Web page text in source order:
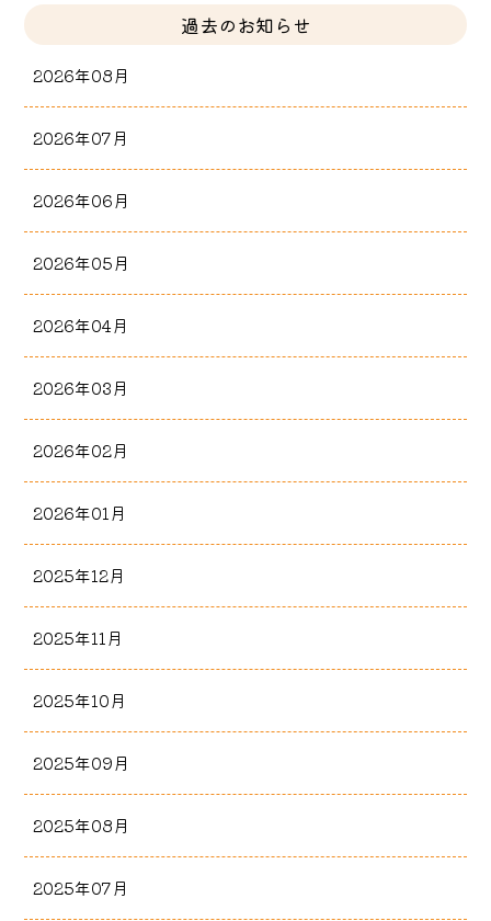
過去のお知らせ
2026年08月
2026年07月
2026年06月
2026年05月
2026年04月
2026年03月
2026年02月
2026年01月
2025年12月
2025年11月
2025年10月
2025年09月
2025年08月
2025年07月